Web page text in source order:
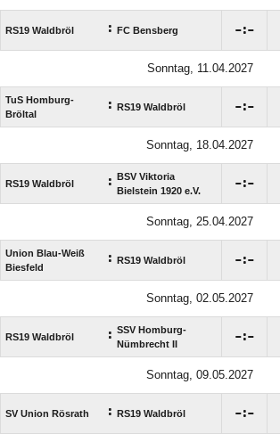
RS19 Waldbröl : FC Bensberg :
Sonntag, 11.04.2027
TuS Homburg-
Bröltal
: RS19 Waldbröl :
Sonntag, 18.04.2027
RS19 Waldbröl :
BSV Viktoria
Bielstein 1920 e.V.
:
Sonntag, 25.04.2027
Union Blau-Weiß
Biesfeld
: RS19 Waldbröl :
Sonntag, 02.05.2027
RS19 Waldbröl : SSV Homburg-
Nümbrecht II
:
Sonntag, 09.05.2027
SV Union Rösrath : RS19 Waldbröl :